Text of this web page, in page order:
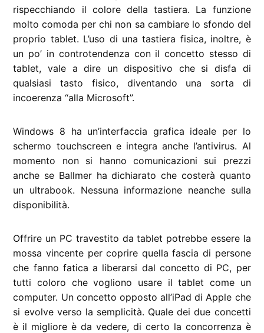
rispecchiando il colore della tastiera. La funzione
molto comoda per chi non sa cambiare lo sfondo del
proprio tablet. L’uso di una tastiera fisica, inoltre, è
un po’ in controtendenza con il concetto stesso di
tablet, vale a dire un dispositivo che si disfa di
qualsiasi tasto fisico, diventando una sorta di
incoerenza “alla Microsoft”.
Windows 8 ha un’interfaccia grafica ideale per lo
schermo touchscreen e integra anche l’antivirus. Al
momento non si hanno comunicazioni sui prezzi
anche se Ballmer ha dichiarato che costerà quanto
un ultrabook. Nessuna informazione neanche sulla
disponibilità.
Offrire un PC travestito da tablet potrebbe essere la
mossa vincente per coprire quella fascia di persone
che fanno fatica a liberarsi dal concetto di PC, per
tutti coloro che vogliono usare il tablet come un
computer. Un concetto opposto all’iPad di Apple che
si evolve verso la semplicità. Quale dei due concetti
è il migliore è da vedere, di certo la concorrenza è